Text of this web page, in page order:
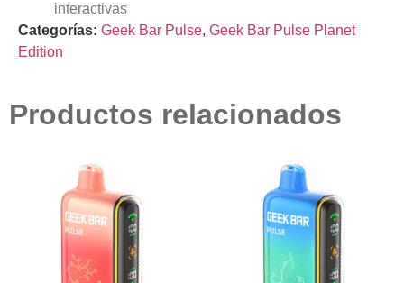
interactivas
Categorías: Geek Bar Pulse, Geek Bar Pulse Planet
Edition
Productos relacionados